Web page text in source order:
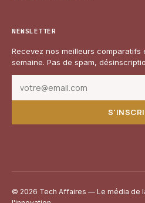
NEWSLETTER
Recevez nos meilleurs comparatifs
semaine. Pas de spam,
© 2026 Tech Affaires — Le média de